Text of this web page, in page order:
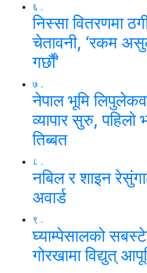
६ .
निस्सा वितरणमा
चेतावनी, ‘रकम
गर्छाैं’
७ .
नेपाल भूमि
व्यापार सुरु, पहिलो
तिब्बत
८ .
नबिल र शाइन
अवार्ड
९ .
घ्याम्पेसालको
गोरखामा विद्युत्